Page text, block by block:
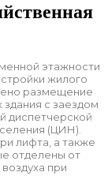
этажности
жилого
размещение
с заездом
диспетчерской
(ЦИН).
лифта, а также
отделены от
при